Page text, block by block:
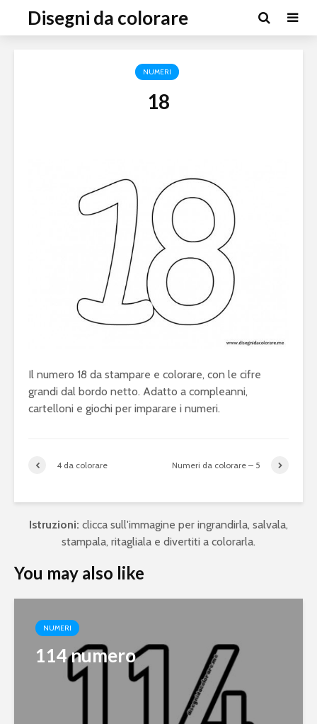
Disegni da colorare
NUMERI
18
Il numero 18 da stampare e colorare, con le cifre
grandi dal bordo netto. Adatto a compleanni,
cartelloni e giochi per imparare i numeri.
4 da colorare Numeri da colorare – 5
Istruzioni: clicca sull'immagine per ingrandirla, salvala,
stampala, ritagliala e divertiti a colorarla.
You may also like
NUMERI
114 numero